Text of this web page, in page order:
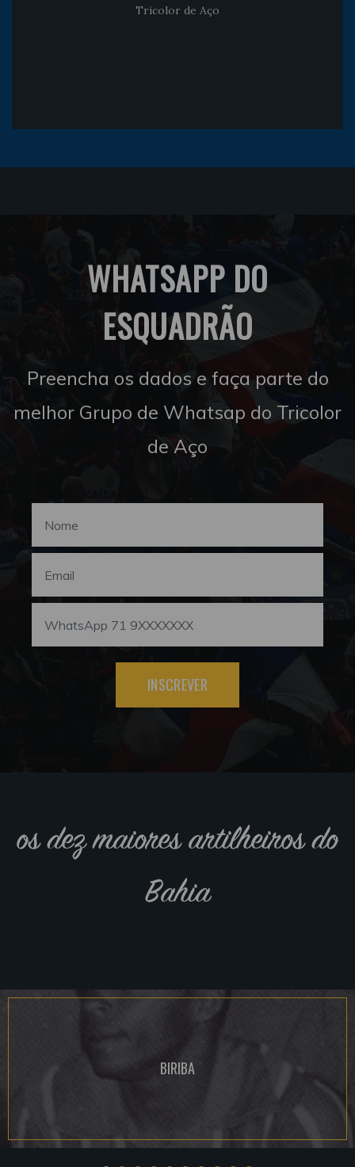
Tricolor de Aço
WHATSAPP DO
ESQUADRÃO
Preencha os dados e faça parte do
melhor Grupo de Whatsap do Tricolor
de Aço
INSCREVER
os dez maiores artilheiros do
Bahia
BIRIBA